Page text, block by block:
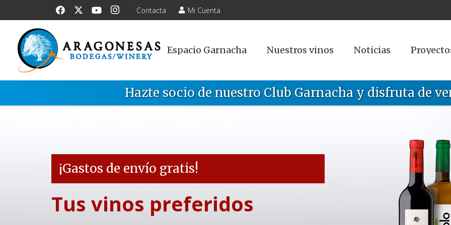
Contacta Mi Cuenta
Espacio Garnacha Nuestros vinos Noticias
Hazte socio de nuestro Club Garnacha y disfruta de
¡Gastos de envío gratis!
Tus vinos preferidos